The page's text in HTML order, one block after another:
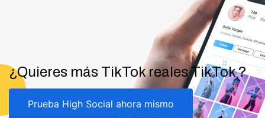
¿Quieres más TikTok reales TikTok ?
Prueba High Social ahora mismo